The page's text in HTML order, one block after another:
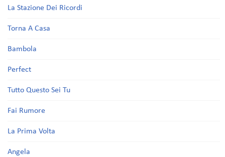
La Stazione Dei Ricordi
Torna A Casa
Bambola
Perfect
Tutto Questo Sei Tu
Fai Rumore
La Prima Volta
Angela